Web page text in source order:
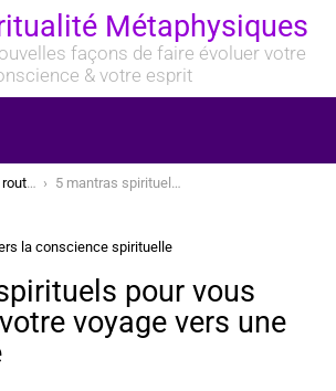
Métaphysiques
façons de faire évoluer votre
& votre esprit
spirituelle 5 mantras spirituels pour vous aider dans votre voyage vers une âme éveillé
la conscience spirituelle
pour vous
voyage vers une